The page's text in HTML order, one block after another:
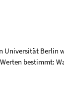
Universität Berlin
bestimmt: